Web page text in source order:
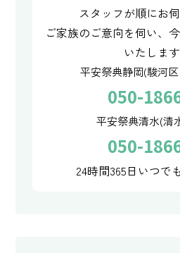
スタッフが順にお伺
ご家族のご意向を伺い、
いたします
平安祭典静岡(駿河
050-
平安祭典清水(清
050-
24時間365日いつで